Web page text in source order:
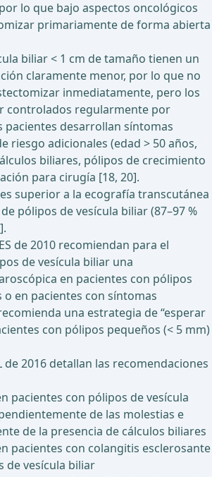
lo que bajo aspectos oncológicos
primariamente de forma abierta
biliar < 1 cm de tamaño tienen un
claramente menor, por lo que no
inmediatamente, pero los
controlados regularmente por
pacientes desarrollan síntomas
riesgo adicionales (edad > 50 años,
biliares, pólipos de crecimiento
para cirugía [18, 20].
superior a la ecografía transcutánea
pólipos de vesícula biliar (87–97 %
de 2010 recomiendan para el
de vesícula biliar una
en pacientes con pólipos
en pacientes con síntomas
una estrategia de “esperar
con pólipos pequeños (< 5 mm)
de 2016 detallan las recomendaciones
pacientes con pólipos de vesícula
de las molestias e
de la presencia de cálculos biliares
pacientes con colangitis esclerosante
de vesícula biliar